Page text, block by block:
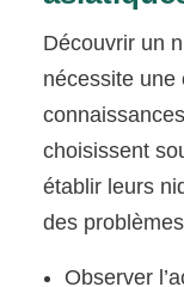
Découvrir un
nécessite une
choisissent
établir leurs
des
Observer